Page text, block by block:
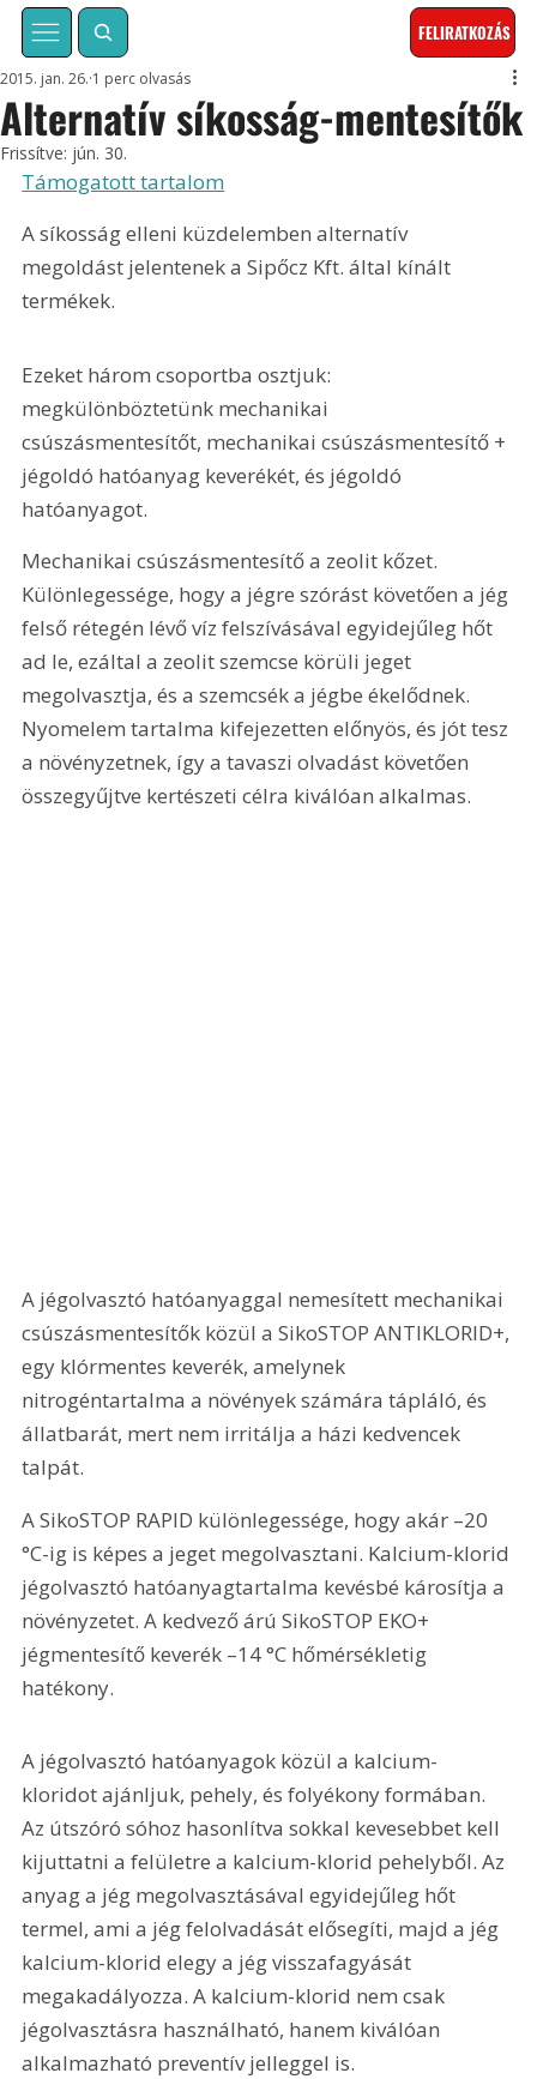
FELIRATKOZÁS
Alternatív síkosság-mentesítők
2015. jan. 26. 1 perc olvasás
Frissítve: jún. 30.
Támogatott tartalom
A síkosság elleni küzdelemben alternatív
megoldást jelentenek a Sipőcz Kft. által kínált
termékek.
Ezeket három csoportba osztjuk:
megkülönböztetünk mechanikai
csúszásmentesítőt, mechanikai csúszásmentesítő +
jégoldó hatóanyag keverékét, és jégoldó
hatóanyagot.
Mechanikai csúszásmentesítő a zeolit kőzet.
Különlegessége, hogy a jégre szórást követően a jég
felső rétegén lévő víz felszívásával egyidejűleg hőt
ad le, ezáltal a zeolit szemcse körüli jeget
megolvasztja, és a szemcsék a jégbe ékelődnek.
Nyomelem tartalma kifejezetten előnyös, és jót tesz
a növényzetnek, így a tavaszi olvadást követően
összegyűjtve kertészeti célra kiválóan alkalmas.
A jégolvasztó hatóanyaggal nemesített mechanikai
csúszásmentesítők közül a SikoSTOP ANTIKLORID+,
egy klórmentes keverék, amelynek
nitrogéntartalma a növények számára tápláló, és
állatbarát, mert nem irritálja a házi kedvencek
talpát.
A SikoSTOP RAPID különlegessége, hogy akár –20
°C-ig is képes a jeget megolvasztani. Kalcium-klorid
jégolvasztó hatóanyagtartalma kevésbé károsítja a
növényzetet. A kedvező árú SikoSTOP EKO+
jégmentesítő keverék –14 °C hőmérsékletig
hatékony.
A jégolvasztó hatóanyagok közül a kalcium-
kloridot ajánljuk, pehely, és folyékony formában.
Az útszóró sóhoz hasonlítva sokkal kevesebbet kell
kijuttatni a felületre a kalcium-klorid pehelyből. Az
anyag a jég megolvasztásával egyidejűleg hőt
termel, ami a jég felolvadását elősegíti, majd a jég
kalcium-klorid elegy a jég visszafagyását
megakadályozza. A kalcium-klorid nem csak
jégolvasztásra használható, hanem kiválóan
alkalmazható preventív jelleggel is.